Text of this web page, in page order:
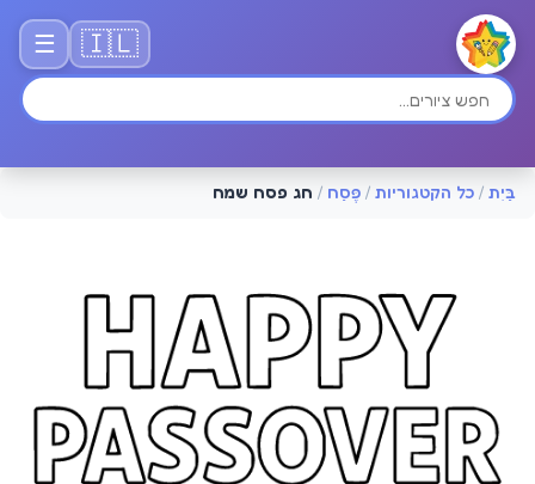
🇮🇱
☰
בַּיִת / כל הקטגוריות / פֶּסַח / חג פסח שמח